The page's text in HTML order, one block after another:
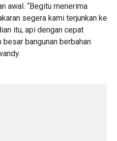
awal. “Begitu menerima
segera kami terjunkan ke
itu, api dengan cepat
bangunan berbahan